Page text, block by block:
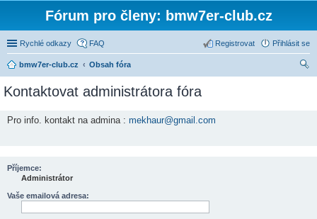
Fórum pro členy: bmw7er-club.cz
Rychlé odkazy FAQ Přihlásit se
Registrovat
bmw7er-club.cz
Obsah fóra
Kontaktovat administrátora fóra
Pro info. kontakt na admina : mekhaur@gmail.com
Příjemce:
Administrátor
Vaše emailová adresa: